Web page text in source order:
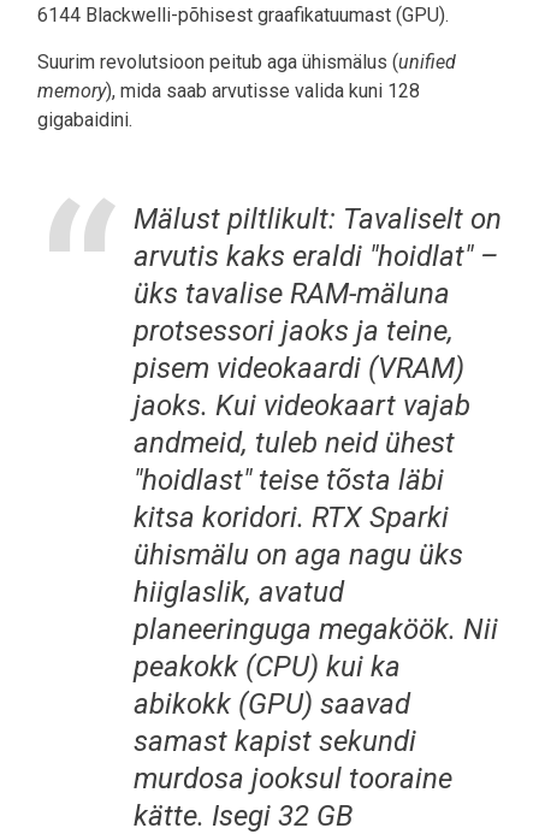
6144 Blackwelli-põhisest graafikatuumast (GPU).
Suurim revolutsioon peitub aga ühismälus (unified
memory), mida saab arvutisse valida kuni 128
gigabaidini.
Mälust piltlikult: Tavaliselt on
arvutis kaks eraldi "hoidlat" –
üks tavalise RAM-mäluna
protsessori jaoks ja teine,
pisem videokaardi (VRAM)
jaoks. Kui videokaart vajab
andmeid, tuleb neid ühest
"hoidlast" teise tõsta läbi
kitsa koridori. RTX Sparki
ühismälu on aga nagu üks
hiiglaslik, avatud
planeeringuga megaköök. Nii
peakokk (CPU) kui ka
abikokk (GPU) saavad
samast kapist sekundi
murdosa jooksul tooraine
kätte. Isegi 32 GB